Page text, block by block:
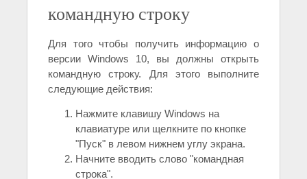
командную строку
Для того чтобы получить информацию о
версии Windows 10, вы должны открыть
командную строку. Для этого выполните
следующие действия:
Нажмите клавишу Windows на
клавиатуре или щелкните по кнопке
"Пуск" в левом нижнем углу экрана.
Начните вводить слово "командная
строка".